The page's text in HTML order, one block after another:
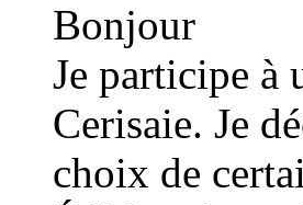
Bonjour
Je participe à
Cerisaie. Je
choix de